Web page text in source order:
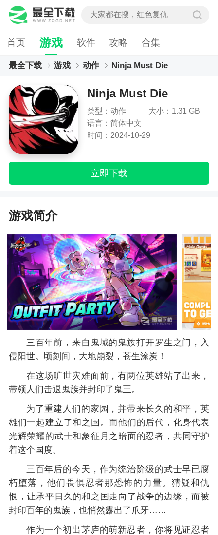
首页 游戏 软件 攻略 合集
最全下载 游戏 动作 Ninja Must Die
Ninja Must Die
类型：动作
大小：1.31 GB
语言：简体中文
时间：2024-10-29
立即下载
游戏简介
三百年前，来自鬼域的鬼族打开罗生之门，入
侵阳世。顷刻间，大地崩裂，苍生涂炭！
在这场旷世灾难面前，有两位英雄站了出来，
带领人们击退鬼族并封印了鬼王。
为了重建人们的家园，并带来长久的和平，英
雄们一起建立了和之国。而他们的后代，化身代表
光辉荣耀的武士和象征月之暗面的忍者，共同守护
着这个国度。
三百年后的今天，作为统治阶级的武士早已腐
朽堕落，他们畏惧忍者那恐怖的力量。猜疑和仇
恨，让承平日久的和之国走向了战争的边缘，而被
封印百年的鬼族，也悄然露出了爪牙……
作为一个初出茅庐的萌新忍者，你将见证忍者